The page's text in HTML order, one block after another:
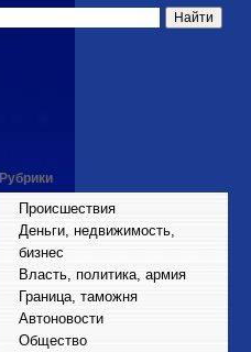
Рубрики
Происшествия
Деньги, недвижимость,
бизнес
Власть, политика, армия
Граница, таможня
Автоновости
Общество